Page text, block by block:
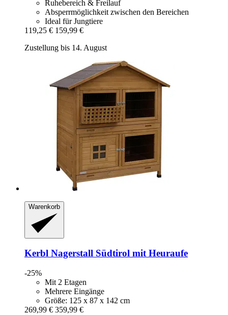
Ruhebereich & Freilauf
Absperrmöglichkeit zwischen den Bereichen
Ideal für Jungtiere
119,25 € 159,99 €
Zustellung bis 14. August
Warenkorb
Kerbl Nagerstall Südtirol mit Heuraufe
-25%
Mit 2 Etagen
Mehrere Eingänge
Größe: 125 x 87 x 142 cm
269,99 € 359,99 €